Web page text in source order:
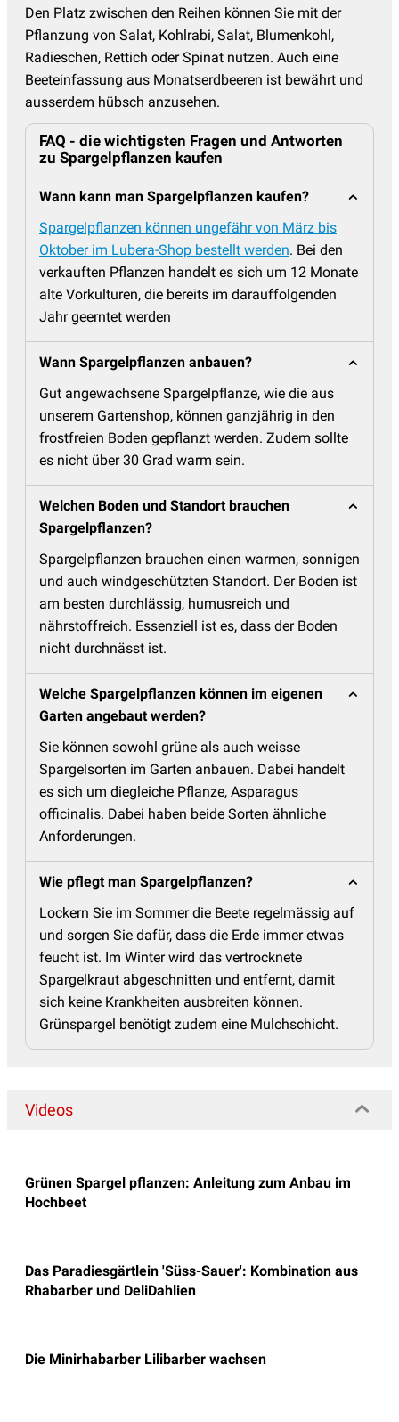
Den Platz zwischen den Reihen können Sie mit der
Pflanzung von Salat, Kohlrabi, Salat, Blumenkohl,
Radieschen, Rettich oder Spinat nutzen. Auch eine
Beeteinfassung aus Monatserdbeeren ist bewährt und
ausserdem hübsch anzusehen.
FAQ - die wichtigsten Fragen und Antworten
zu Spargelpflanzen kaufen
Wann kann man Spargelpflanzen kaufen?
Spargelpflanzen können ungefähr von März bis
Oktober im Lubera-Shop bestellt werden. Bei den
verkauften Pflanzen handelt es sich um 12 Monate
alte Vorkulturen, die bereits im darauffolgenden
Jahr geerntet werden
Wann Spargelpflanzen anbauen?
Gut angewachsene Spargelpflanze, wie die aus
unserem Gartenshop, können ganzjährig in den
frostfreien Boden gepflanzt werden. Zudem sollte
es nicht über 30 Grad warm sein.
Welchen Boden und Standort brauchen
Spargelpflanzen?
Spargelpflanzen brauchen einen warmen, sonnigen
und auch windgeschützten Standort. Der Boden ist
am besten durchlässig, humusreich und
nährstoffreich. Essenziell ist es, dass der Boden
nicht durchnässt ist.
Welche Spargelpflanzen können im eigenen
Garten angebaut werden?
Sie können sowohl grüne als auch weisse
Spargelsorten im Garten anbauen. Dabei handelt
es sich um diegleiche Pflanze, Asparagus
officinalis. Dabei haben beide Sorten ähnliche
Anforderungen.
Wie pflegt man Spargelpflanzen?
Lockern Sie im Sommer die Beete regelmässig auf
und sorgen Sie dafür, dass die Erde immer etwas
feucht ist. Im Winter wird das vertrocknete
Spargelkraut abgeschnitten und entfernt, damit
sich keine Krankheiten ausbreiten können.
Grünspargel benötigt zudem eine Mulchschicht.
Videos
Grünen Spargel pflanzen: Anleitung zum Anbau im
Hochbeet
Das Paradiesgärtlein 'Süss-Sauer': Kombination aus
Rhabarber und DeliDahlien
Die Minirhabarber Lilibarber wachsen